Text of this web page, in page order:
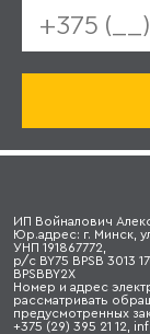
ИП Войналович
Юр.адрес: г. Минск,
УНП 191867772,
р/с BY75 BPSB 3013
BPSBBY2X
Номер и адрес
рассматривать
предусмотренных
+375 (29) 395 21 12,